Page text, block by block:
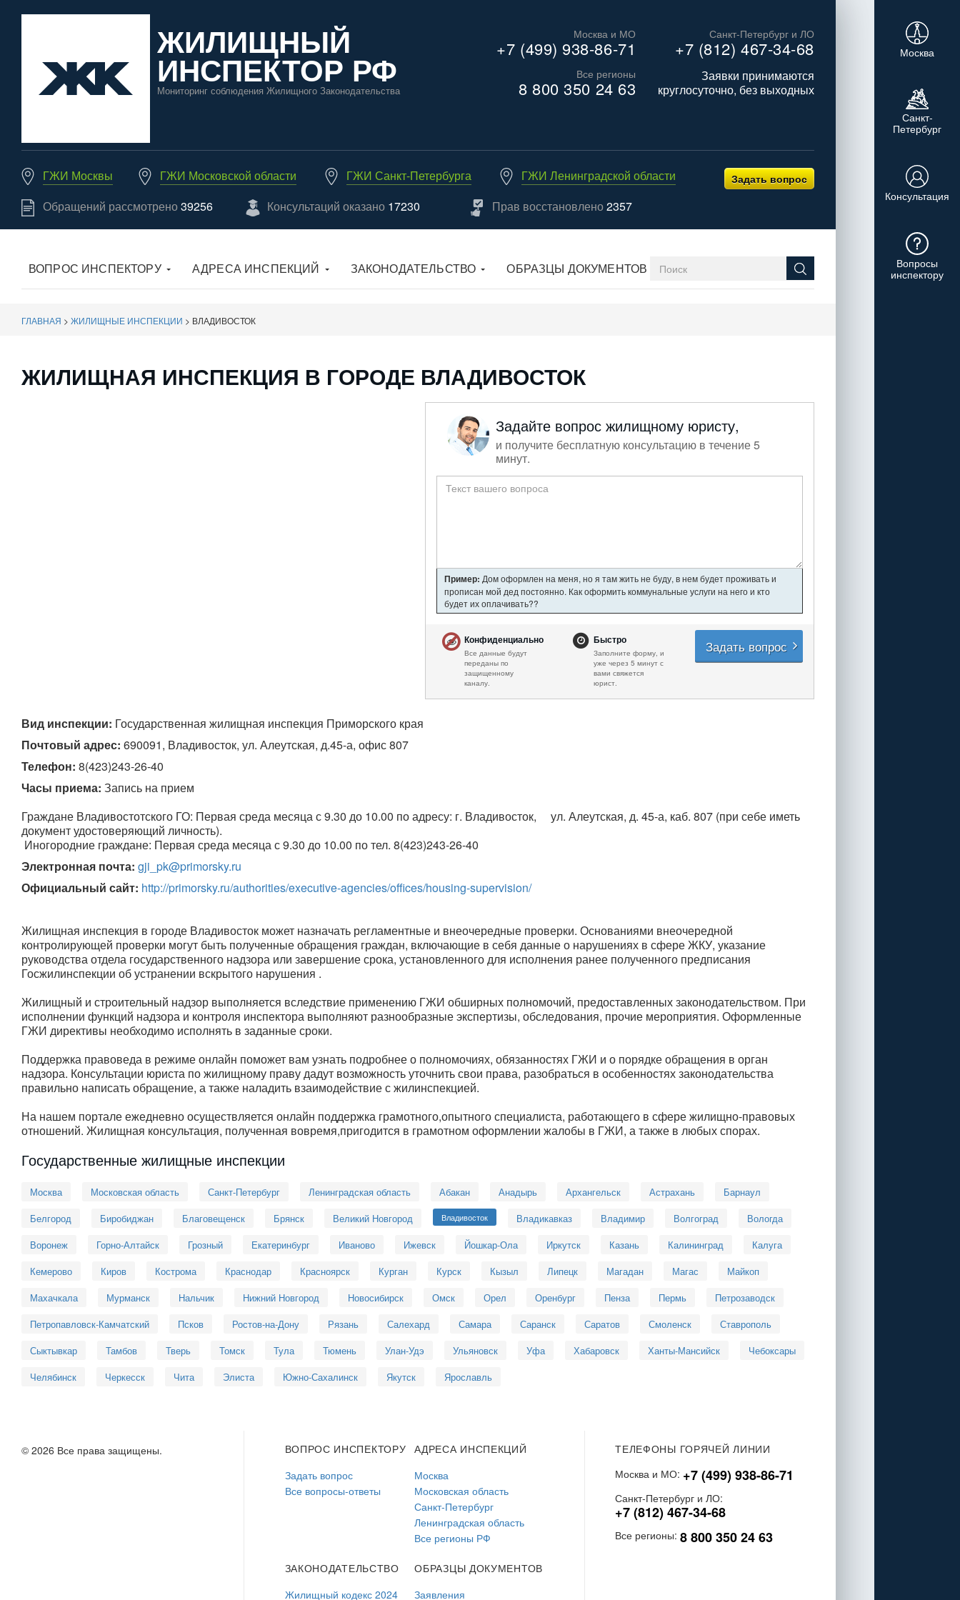
ЖИЛИЩНЫЙ
ИНСПЕКТОР РФ
Мониторинг соблюдения Жилищного Законодательства
Москва и МО
+7 (499) 938-86-71
Санкт-Петербург и ЛО
+7 (812) 467-34-68
Все регионы
8 800 350 24 63
Заявки принимаются
круглосуточно, без выходных
ГЖИ Москвы ГЖИ Московской области ГЖИ Санкт-Петербурга
ГЖИ Ленинградской области
Обращений рассмотрено39256 Консультаций оказано 17230 Прав восстановлено2357
Задать вопрос
ВОПРОС ИНСПЕКТОРУ АДРЕСА ИНСПЕКЦИЙ ЗАКОНОДАТЕЛЬСТВО ОБРАЗЦЫ ДОКУМЕНТОВ
ГЛАВНАЯ > ЖИЛИЩНЫЕ ИНСПЕКЦИИ > ВЛАДИВОСТОК
ЖИЛИЩНАЯ ИНСПЕКЦИЯ В ГОРОДЕ ВЛАДИВОСТОК
Задайте вопрос жилищному юристу,
и получите бесплатную консультацию в течение 5
минут.
Пример: Дом оформлен на меня, но я там жить не буду, в нем будет проживать и
прописан мой дед постоянно. Как оформить коммунальные услуги на него и кто
будет их оплачивать??
Конфиденциально
Все данные будут
переданы по
защищенному
каналу.
Быстро
Заполните форму, и
уже через 5 минут с
вами свяжется
юрист.
Задать вопрос
Вид инспекции: Государственная жилищная инспекция Приморского края
Почтовый адрес: 690091, Владивосток, ул. Алеутская, д.45-а, офис 807
Телефон: 8(423)243-26-40
Часы приема: Запись на прием
Граждане Владивостотского ГО: Первая среда месяца с 9.30 до 10.00 по адресу: г. Владивосток,     ул. Алеутская, д. 45-а, каб. 807 (при себе иметь
документ удостоверяющий личность).
Иногородние граждане: Первая среда месяца с 9.30 до 10.00 по тел. 8(423)243-26-40
Электронная почта: gji_pk@primorsky.ru
Официальный сайт: http://primorsky.ru/authorities/executive-agencies/offices/housing-supervision/
Жилищная инспекция в городе Владивосток может назначать регламентные и внеочередные проверки. Основаниями внеочередной
контролирующей проверки могут быть полученные обращения граждан, включающие в себя данные о нарушениях в сфере ЖКУ, указание
руководства отдела государственного надзора или завершение срока, установленного для исполнения ранее полученного предписания
Госжилинспекции об устранении вскрытого нарушения .
Жилищный и строительный надзор выполняется вследствие применению ГЖИ обширных полномочий, предоставленных законодательством. При
исполнении функций надзора и контроля инспектора выполняют разнообразные экспертизы, обследования, прочие мероприятия. Оформленные
ГЖИ директивы необходимо исполнять в заданные сроки.
Поддержка правоведа в режиме онлайн поможет вам узнать подробнее о полномочиях, обязанностях ГЖИ и о порядке обращения в орган
надзора. Консультации юриста по жилищному праву дадут возможность уточнить свои права, разобраться в особенностях законодательства
правильно написать обращение, а также наладить взаимодействие с жилинспекцией.
На нашем портале ежедневно осуществляется онлайн поддержка грамотного,опытного специалиста, работающего в сфере жилищно-правовых
отношений. Жилищная консультация, полученная вовремя,пригодится в грамотном оформлении жалобы в ГЖИ, а также в любых спорах.
Государственные жилищные инспекции
Москва Московская область Санкт-Петербург Ленинградская область Абакан Анадырь Архангельск Астрахань
Барнаул
Белгород
Биробиджан Благовещенск Брянск Великий Новгород Владивосток Владикавказ Владимир Волгоград
Вологда
Воронеж
Горно-Алтайск Грозный Екатеринбург Иваново Ижевск Йошкар-Ола Иркутск Казань Калининград
Калуга
Кемерово
Киров Кострома Краснодар Красноярск Курган Курск Кызыл Липецк Магадан Магас
Майкоп
Махачкала
Мурманск Нальчик Нижний Новгород Новосибирск Омск Орел Оренбург Пенза Пермь
Петрозаводск
Петропавловск-Камчатский
Псков Ростов-на-Дону Рязань Салехард Самара Саранск Саратов Смоленск
Ставрополь
Сыктывкар
Тамбов Тверь Томск Тула Тюмень Улан-Удэ Ульяновск Уфа Хабаровск Ханты-Мансийск
Чебоксары
Челябинск
Черкесск Чита Элиста Южно-Сахалинск Якутск Ярославль
© 2026 Все права защищены.
ВОПРОС ИНСПЕКТОРУ
Задать вопрос
Все вопросы-ответы
АДРЕСА ИНСПЕКЦИЙ
Москва
Московская область
Санкт-Петербург
Ленинградская область
Все регионы РФ
ЗАКОНОДАТЕЛЬСТВО
Жилищный кодекс 2024
ОБРАЗЦЫ ДОКУМЕНТОВ
Заявления
ТЕЛЕФОНЫ ГОРЯЧЕЙ ЛИНИИ
Москва и МО: +7 (499) 938-86-71
Санкт-Петербург и ЛО:
+7 (812) 467-34-68
Все регионы:8 800 350 24 63
Москва
Санкт-
Петербург
Консультация
Вопросы
инспектору